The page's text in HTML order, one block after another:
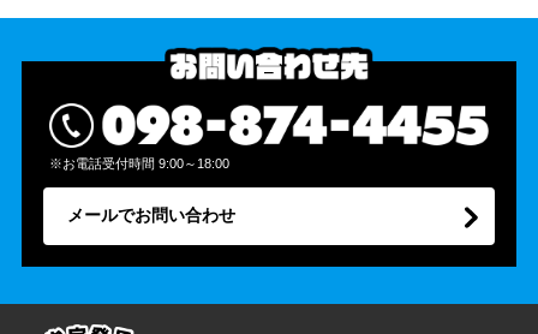
※お電話受付時間 9:00～18:00
メールでお問い合わせ